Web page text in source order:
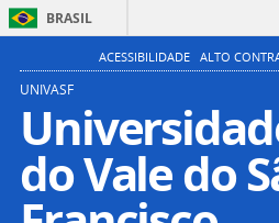
BRASIL
ACESSIBILIDADE ALTO
UNIVASF
do Vale do